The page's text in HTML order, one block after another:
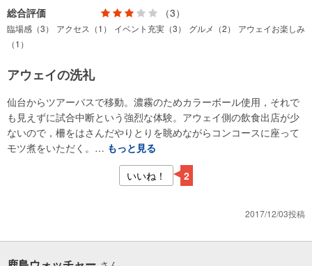
総合評価 （3）
臨場感（3） アクセス（1） イベント充実（3） グルメ（2）
アウェイお楽しみ
（1）
アウェイの洗礼
仙台からツアーバスで移動。濃霧のためカラーボール使用，それで
も見えずに試合中断という強烈な体験。アウェイ側の飲食出店が少
ないので，柵をはさんだやりとりを眺めながらコンコースに座って
モツ煮をいただく。… もっと見る
いいね！
2
2017/12/03投稿